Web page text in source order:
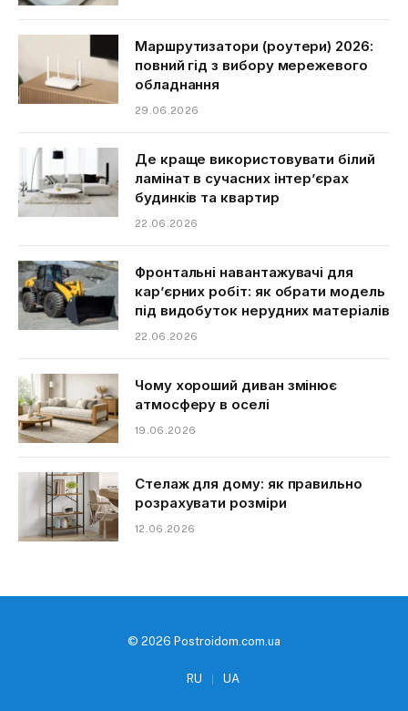
Маршрутизатори (роутери) 2026:
повний гід з вибору мережевого
обладнання
29.06.2026
Де краще використовувати білий
ламінат в сучасних інтер’єрах
будинків та квартир
22.06.2026
Фронтальні навантажувачі для
кар’єрних робіт: як обрати модель
під видобуток нерудних матеріалів
22.06.2026
Чому хороший диван змінює
атмосферу в оселі
19.06.2026
Стелаж для дому: як правильно
розрахувати розміри
12.06.2026
© 2026 Postroidom.com.ua
RU UA